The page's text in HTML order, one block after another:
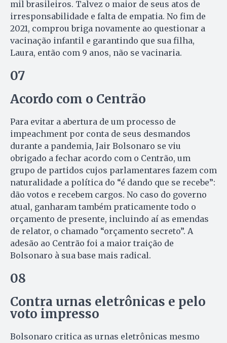
mil brasileiros. Talvez o maior de seus atos de
irresponsabilidade e falta de empatia. No fim de
2021, comprou briga novamente ao questionar a
vacinação infantil e garantindo que sua filha,
Laura, então com 9 anos, não se vacinaria.
07
Acordo com o Centrão
Para evitar a abertura de um processo de
impeachment por conta de seus desmandos
durante a pandemia, Jair Bolsonaro se viu
obrigado a fechar acordo com o Centrão, um
grupo de partidos cujos parlamentares fazem com
naturalidade a política do “é dando que se recebe”:
dão votos e recebem cargos. No caso do governo
atual, ganharam também praticamente todo o
orçamento de presente, incluindo aí as emendas
de relator, o chamado “orçamento secreto”. A
adesão ao Centrão foi a maior traição de
Bolsonaro à sua base mais radical.
08
Contra urnas eletrônicas e pelo
voto impresso
Bolsonaro critica as urnas eletrônicas mesmo